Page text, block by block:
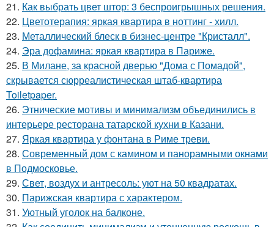
21. Как выбрать цвет штор: 3 беспроигрышных решения.
22. Цветотерапия: яркая квартира в ноттинг - хилл.
23. Металлический блеск в бизнес-центре "Кристалл".
24. Эра дофамина: яркая квартира в Париже.
25. В Милане, за красной дверью "Дома с Помадой",
скрывается сюрреалистическая штаб-квартира
Toiletpaper.
26. Этнические мотивы и минимализм объединились в
интерьере ресторана татарской кухни в Казани.
27. Яркая квартира у фонтана в Риме треви.
28. Современный дом с камином и панорамными окнами
в Подмосковье.
29. Свет, воздух и антресоль: уют на 50 квадратах.
30. Парижская квартира с характером.
31. Уютный уголок на балконе.